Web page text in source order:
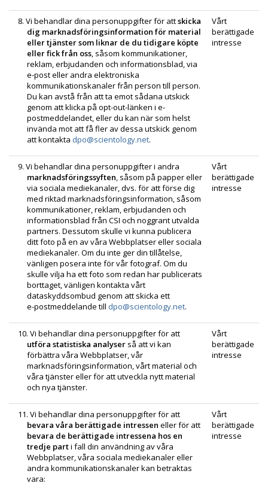
8. Vi behandlar dina personuppgifter för attskicka
dig marknadsförings­information för material
eller tjänster som liknar de du tidigare köpte
eller fick från oss, såsom kommunikationer,
reklam, erbjudanden och informationsblad, via
e-post eller andra elektroniska
kommunikations­kanaler från person till person.
Du kan avstå från att ta emot sådana utskick
genom att klicka på opt-out-länken i e-
postmeddelandet, eller du kan när som helst
invända mot att få fler av dessa utskick genom
att kontakta dpo@scientology.net.
Vårt
berättigade
intresse
9. Vi behandlar dina personuppgifter i andra
marknadsföringssyften, såsom på papper eller
via sociala mediekanaler, dvs. för att förse dig
med riktad marknadsförings­information, såsom
kommunikationer, reklam, erbjudanden och
informationsblad från CSI och noggrant utvalda
partners. Dessutom skulle vi kunna publicera
ditt foto på en av våra Webbplatser eller sociala
mediekanaler. Om du inte ger din tillåtelse,
vänligen posera inte för vår fotograf. Om du
skulle vilja ha ett foto som redan har publicerats
borttaget, vänligen kontakta vårt
dataskyddsombud genom att skicka ett
e-postmeddelande till dpo@scientology.net.
Vårt
berättigade
intresse
10. Vi behandlar dina personuppgifter för att
utföra statistiska analyser så att vi kan
förbättra våra Webbplatser, vår
marknadsförings­information, vårt material och
våra tjänster eller för att utveckla nytt material
och nya tjänster.
Vårt
berättigade
intresse
11. Vi behandlar dina personuppgifter för att
bevara våra berättigade intressen eller för att
bevara de berättigade intressena hos en
tredje parti fall din användning av våra
Webbplatser, våra sociala mediekanaler eller
andra kommunikations­kanaler kan betraktas
vara:
Vårt
berättigade
intresse